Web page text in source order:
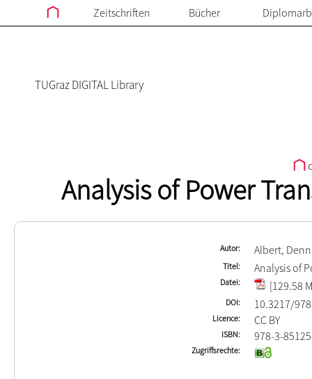
Zeitschriften Bücher
TUGraz DIGITAL Library
Analysis of Power
Autor Albert,
Titel Analysis of
Datei [129.58
DOI 10.3217/
Licence CC BY
ISBN 978-3-
Zugriffsrechte